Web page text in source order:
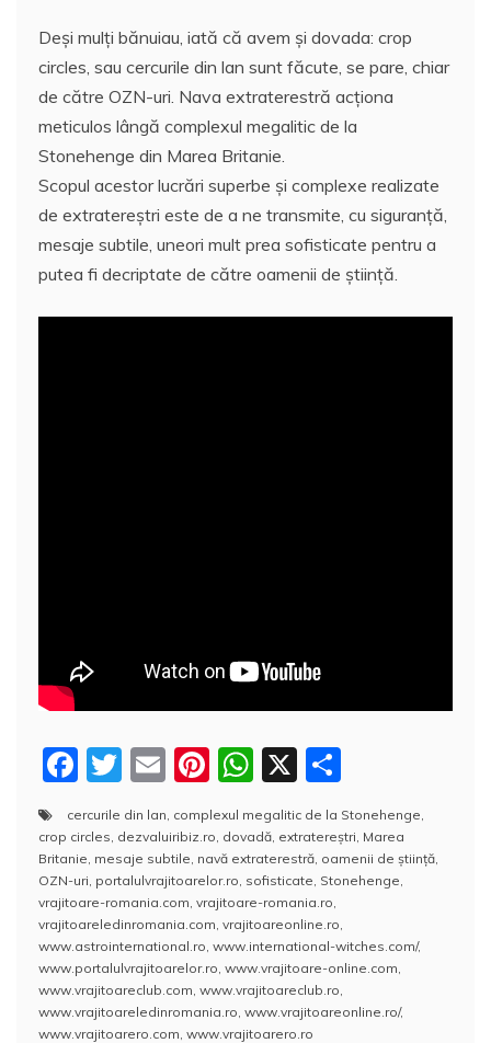
Deşi mulţi bănuiau, iată că avem şi dovada: crop
circles, sau cercurile din lan sunt făcute, se pare, chiar
de către OZN-uri. Nava extraterestră acţiona
meticulos lângă complexul megalitic de la
Stonehenge din Marea Britanie.
Scopul acestor lucrări superbe şi complexe realizate
de extratereştri este de a ne transmite, cu siguranţă,
mesaje subtile, uneori mult prea sofisticate pentru a
putea fi decriptate de către oamenii de ştiinţă.
F
c
e
b
o
o
k
T
w
itt
er
E
ai
l
Pi
nt
er
e
st
W
at
s
A
p
p
X
a
rt
aj
a
z
ă
cercurile din lan complexul megalitic de la Stonehenge
crop circles dezvaluiribiz.ro dovadă extratereştri Marea
Britanie mesaje subtile navă extraterestră oamenii de ştiinţă
OZN-uri portalulvrajitoarelor.ro sofisticate Stonehenge
vrajitoare-romania.com vrajitoare-romania.ro
vrajitoareledinromania.com vrajitoareonline.ro
www.astrointernational.ro www.international-witches.com/,
www.portalulvrajitoarelor.ro www.vrajitoare-online.com
www.vrajitoareclub.com www.vrajitoareclub.ro
www.vrajitoareledinromania.ro www.vrajitoareonline.ro/,
www.vrajitoarero.com www.vrajitoarero.ro